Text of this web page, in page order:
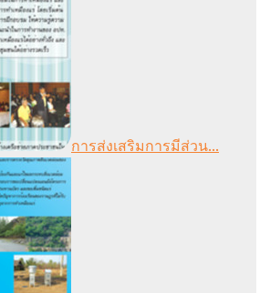
การส่งเสริมการมีส่วน...